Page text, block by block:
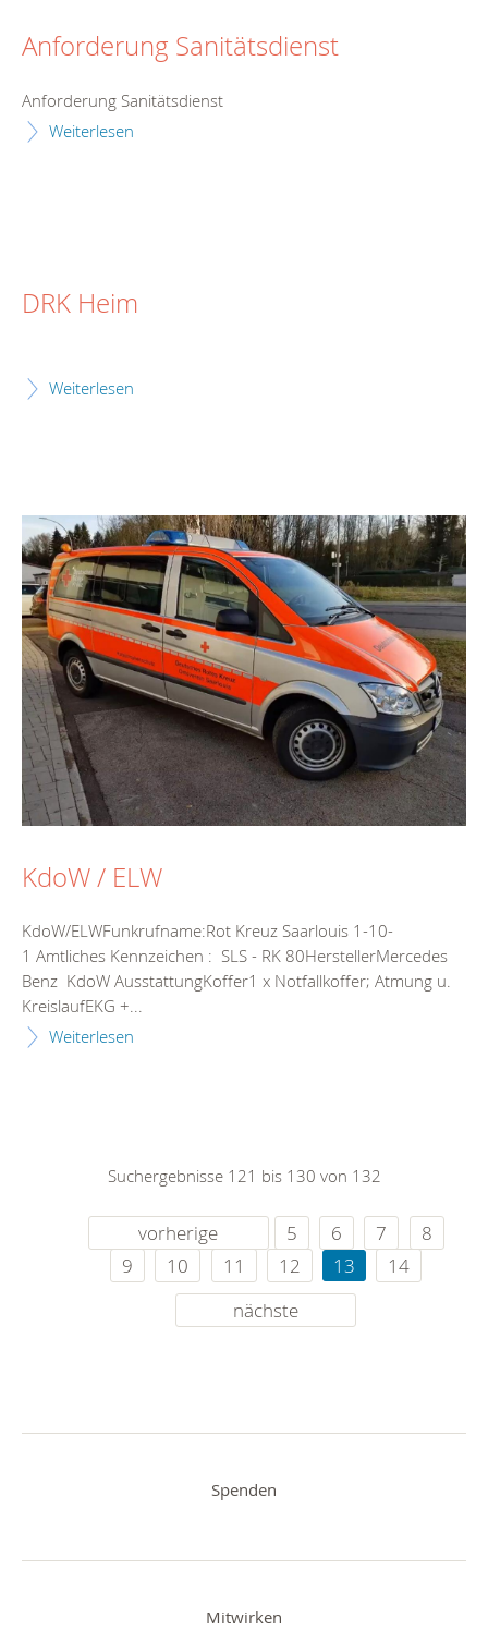
Anforderung Sanitätsdienst
Anforderung Sanitätsdienst
Weiterlesen
DRK Heim
Weiterlesen
KdoW / ELW
KdoW/ELWFunkrufname:Rot Kreuz Saarlouis 1-10-
1 Amtliches Kennzeichen : SLS - RK 80HerstellerMercedes
Benz KdoW AusstattungKoffer1 x Notfallkoffer; Atmung u.
KreislaufEKG +...
Weiterlesen
Suchergebnisse 121 bis 130 von 132
vorherige 5 6 7
8
9
10 11 12 13
14
nächste
Spenden
Mitwirken